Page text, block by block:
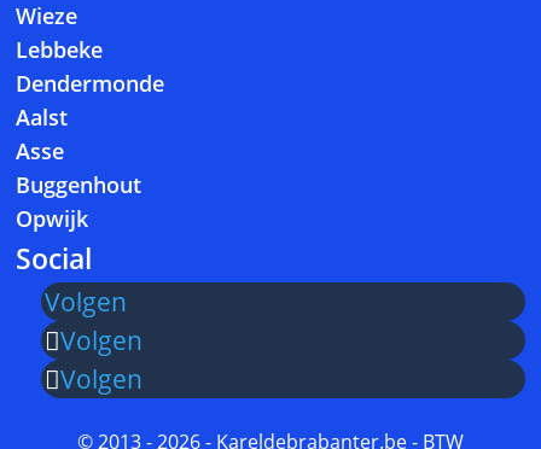
Wieze
Lebbeke
Dendermonde
Aalst
Asse
Buggenhout
Opwijk
Social
Volgen
Volgen
Volgen
© 2013 - 2026 - Kareldebrabanter.be - BTW